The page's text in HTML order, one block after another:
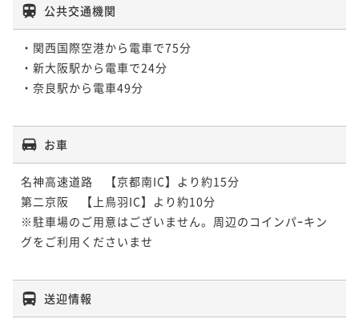
公共交通機関
・関西国際空港から電車で75分
・新大阪駅から電車で24分
・奈良駅から電車49分
お車
名神高速道路　【京都南IC】より約15分
第二京阪　【上鳥羽IC】より約10分
※駐車場のご用意はございません。周辺のコインパｰキン
グをご利用くださいませ
送迎情報